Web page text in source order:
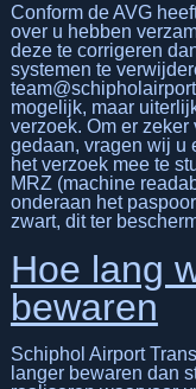
Conform de AVG
over u hebben
deze te corrigeren
systemen te
mogelijk, maar
verzoek. Om er
gedaan, vragen wij u
het verzoek mee te
MRZ (machine
onderaan het
zwart, dit ter
Hoe lang
bewaren
Schiphol Airport
langer bewaren dan